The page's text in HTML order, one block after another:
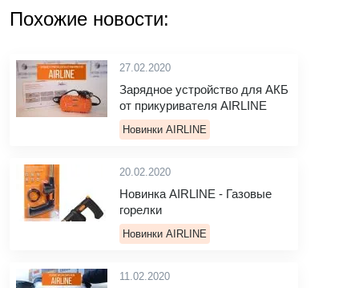
Похожие новости:
27.02.2020
Зарядное устройство для АКБ
от прикуривателя AIRLINE
Новинки AIRLINE
20.02.2020
Новинка AIRLINE - Газовые
горелки
Новинки AIRLINE
11.02.2020